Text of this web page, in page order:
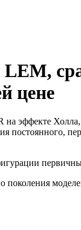
цене
эффекте
постоянного,
поколения